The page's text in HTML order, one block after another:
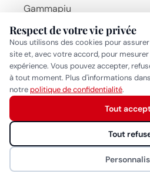
Gammapiu
Wahl
Eurostil
MYOM
NAO
022 340 00 44
info@bhproducts.ch
Respect de votre vie privée
Nous utilisons des cookies pour
site et, avec votre accord, pour
expérience. Vous pouvez accepter,
à tout moment. Plus d'informations
notrepolitique de confidentialité.
Tout
Tout
Beauty Hair Products
Réponse généralement sous quelques